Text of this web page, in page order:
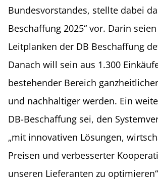
Bundesvorstandes, stellte dabei
Beschaffung 2025“ vor. Darin
Leitplanken der DB Beschaffung
Danach will sein aus 1.300
bestehender Bereich
und nachhaltiger werden. Ein
DB-Beschaffung sei, den
„mit innovativen Lösungen,
Preisen und verbesserter
unseren Lieferanten zu